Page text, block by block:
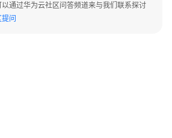
通过华为云社区问答频道来与我们联系探讨
问